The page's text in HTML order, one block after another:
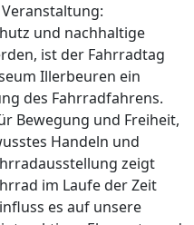
und nachhaltige
ist der Fahrradtag
Illerbeuren ein
des Fahrradfahrens.
Bewegung und Freiheit,
Handeln und
zeigt
im Laufe der Zeit
es auf unsere